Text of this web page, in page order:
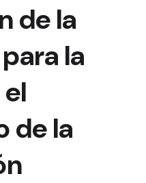
de la
la
de la